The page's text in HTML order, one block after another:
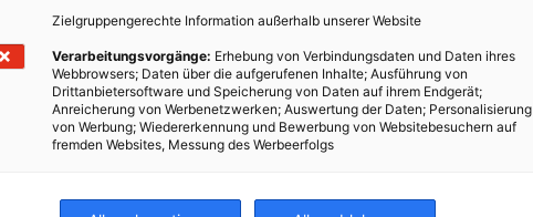
Zielgruppengerechte Information außerhalb unserer Website
Verarbeitungsvorgänge: Erhebung von Verbindungsdaten und Daten ihres
Webbrowsers; Daten über die aufgerufenen Inhalte; Ausführung von
Drittanbietersoftware und Speicherung von Daten auf ihrem Endgerät;
Anreicherung von Werbenetzwerken; Auswertung der Daten; Personalisierung
von Werbung; Wiedererkennung und Bewerbung von Websitebesuchern auf
fremden Websites, Messung des Werbeerfolgs